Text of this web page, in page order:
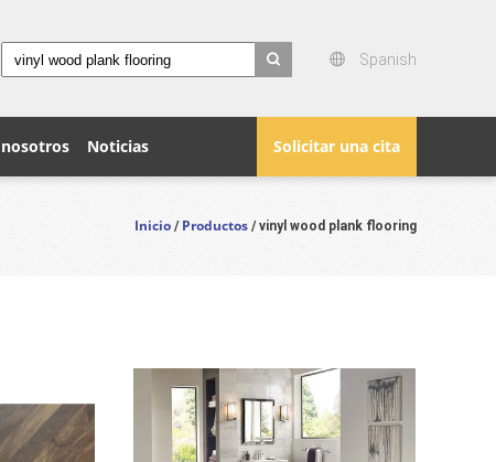
Spanish
Solicitar una cita
Noticias
Inicio /Productos/ vinyl wood plank flooring